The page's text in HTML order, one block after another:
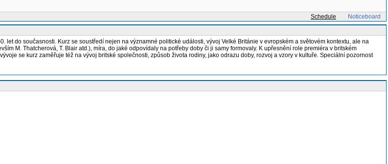
Schedule
Noticeboard
let do současnosti. Kurz se soustředí nejen na významné politické události, vývoj Velké Británie v evropském a světovém kontextu, ale na
M. Thatcherová, T. Blair atd.), míra, do jaké odpovídaly na potřeby doby či ji samy formovaly. K upřesnění role premiéra v britském
se kurz zaměřuje též na vývoj britské společnosti, způsob života rodiny, jako odrazu doby, rozvoj a vzory v kultuře. Speciální pozornost